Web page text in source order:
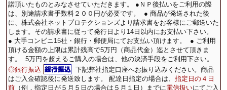
諾頂いたものとみなさせていただきます。 ●ＮＰ後払いをご利用の際
は、別途請求書手数料２００円が必要です。
● 商品が発送された後
に、株式会社ネットプロテクションズより請求書をお客様にご郵送いた
します。その請求書に従って発行日より14日以内にお支払い下さい。
● 大手コンビニ15社・銀行・郵便局にてお支払い頂けます。
● ご利用
頂ける金額の上限は累計残高で5万円（商品代金）迄とさせて頂きま
す。
5万円を超えるご購入の場合は、他の決済手段をご利用下さい。
◎銀行振込
下記弊社指定口座へお振り込みください。商品
はご入金確認後に発送致します。 配達日指定の場合は、 指定日の４日
前 （例．指定日が５月５日の場合は５月１日）までに電信扱いにてご入